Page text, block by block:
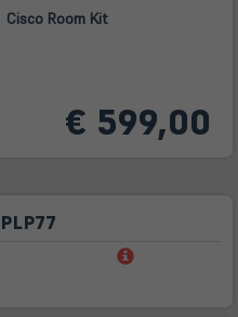
Cisco Room Kit
€ 599,00
(öffnet